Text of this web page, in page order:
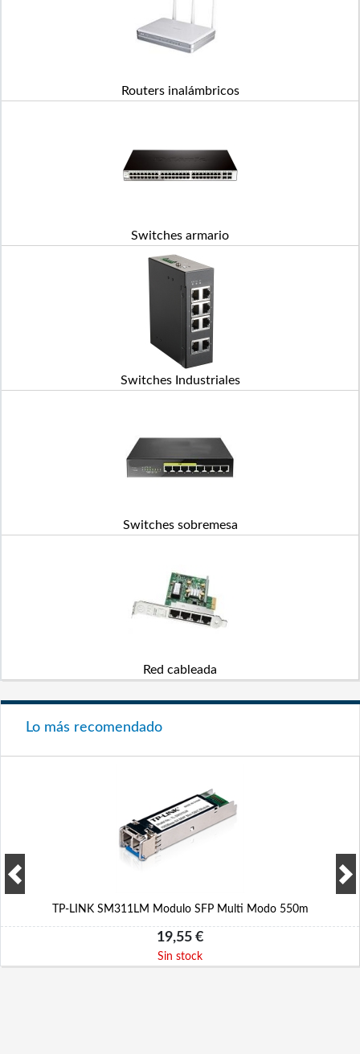
Routers inalámbricos
Switches armario
Switches Industriales
Switches sobremesa
Red cableada
Lo más recomendado
TP-LINK SM311LM Modulo SFP Multi Modo 550m
19,55 €
Sin stock